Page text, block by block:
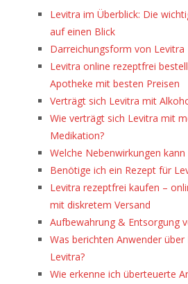
steht
Spielern
das
Kundensupport-
Team
per
Chat,
Mail,
Skype,
iMessage,
WhatsApp
Telefon
Levitra im Überblick: Die
auf einen Blick
Darreichungsform von Levitra
Levitra online rezeptfrei
Apotheke mit besten Preisen
Verträgt sich Levitra mit
Wie verträgt sich Levitra mit
Medikation?
Welche Nebenwirkungen
Benötige ich ein Rezept für
Levitra rezeptfrei kaufen –
mit diskretem Versand
Aufbewahrung & Entsorgung
Was berichten Anwender
Levitra?
Wie erkenne ich überteuerte